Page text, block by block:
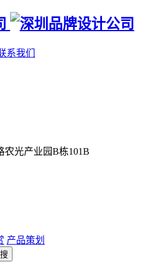
系我们
农光产业园B栋101B
产品策划
搜